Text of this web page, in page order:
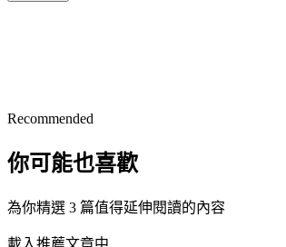
Recommended
你可能也喜歡
為你精選 3 篇值得延伸閱讀的內容
載入推薦文章中...